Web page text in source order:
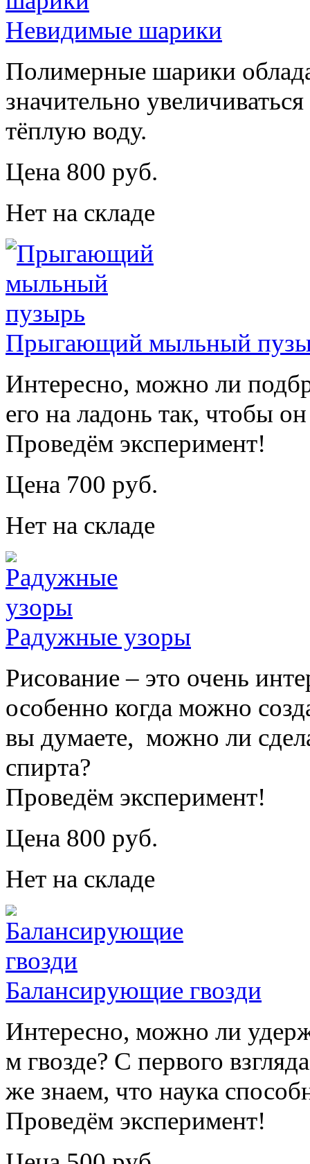
Невидимые шарики
Полимерные шарики
значительно
тёплую воду.
Цена 800 руб.
Нет на складе
Прыгающий мыльный
Интересно, можно ли
его на ладонь так, чтобы
Проведём эксперимент!
Цена 700 руб.
Нет на складе
Радужные узоры
Рисование – это очень
особенно когда можно
вы думаете, можно ли
спирта?
Проведём эксперимент!
Цена 800 руб.
Нет на складе
Балансирующие гвозди
Интересно, можно ли
м гвозде? С первого
же знаем, что наука
Проведём эксперимент!